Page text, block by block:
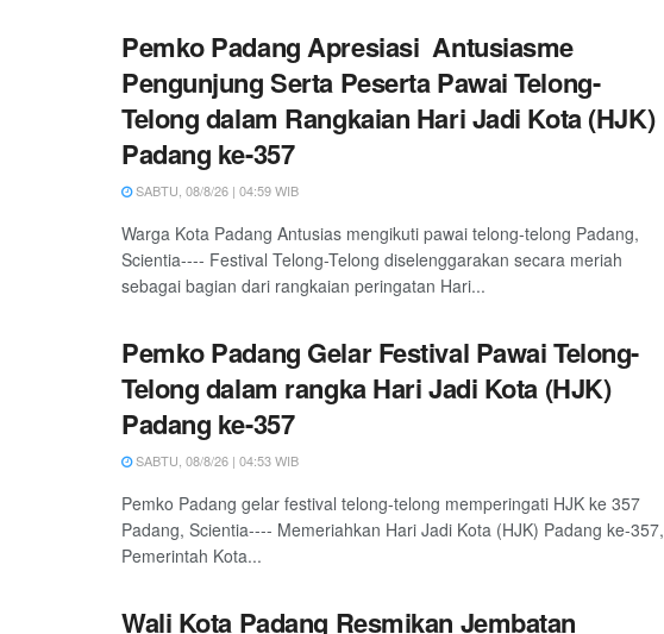
Pemko Padang Apresiasi Antusiasme
Pengunjung Serta Peserta Pawai Telong-
Telong dalam Rangkaian Hari Jadi Kota (HJK)
Padang ke-357
SABTU, 08/8/26 | 04:59 WIB
Warga Kota Padang Antusias mengikuti pawai telong-telong Padang,
Scientia---- Festival Telong-Telong diselenggarakan secara meriah
sebagai bagian dari rangkaian peringatan Hari...
Pemko Padang Gelar Festival Pawai Telong-
Telong dalam rangka Hari Jadi Kota (HJK)
Padang ke-357
SABTU, 08/8/26 | 04:53 WIB
Pemko Padang gelar festival telong-telong memperingati HJK ke 357
Padang, Scientia---- Memeriahkan Hari Jadi Kota (HJK) Padang ke-357,
Pemerintah Kota...
Wali Kota Padang Resmikan Jembatan